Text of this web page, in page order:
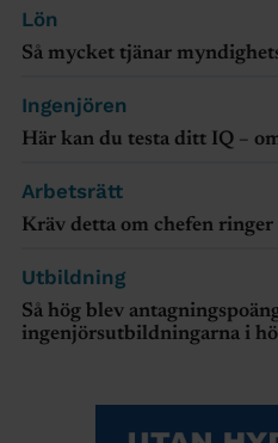
Lön
Så mycket tjänar
Ingenjören
Här kan du testa ditt IQ –
Arbetsrätt
Kräv detta om chefen ringer
Utbildning
Så hög blev
ingenjörsutbildningarna i